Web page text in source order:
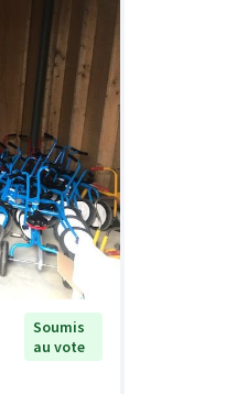
Soumis
au vote